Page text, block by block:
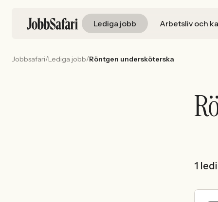
Lediga jobb Arbetsliv och
Jobbsafari/Lediga jobb/Röntgen undersköterska
1